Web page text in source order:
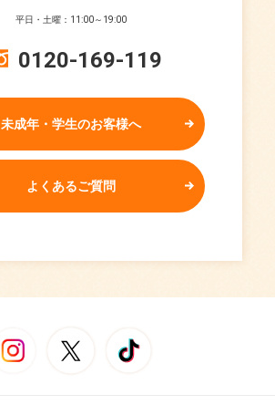
平日・土曜：11:00～19:00
0120-169-119
未成年・学生のお客様へ
よくあるご質問